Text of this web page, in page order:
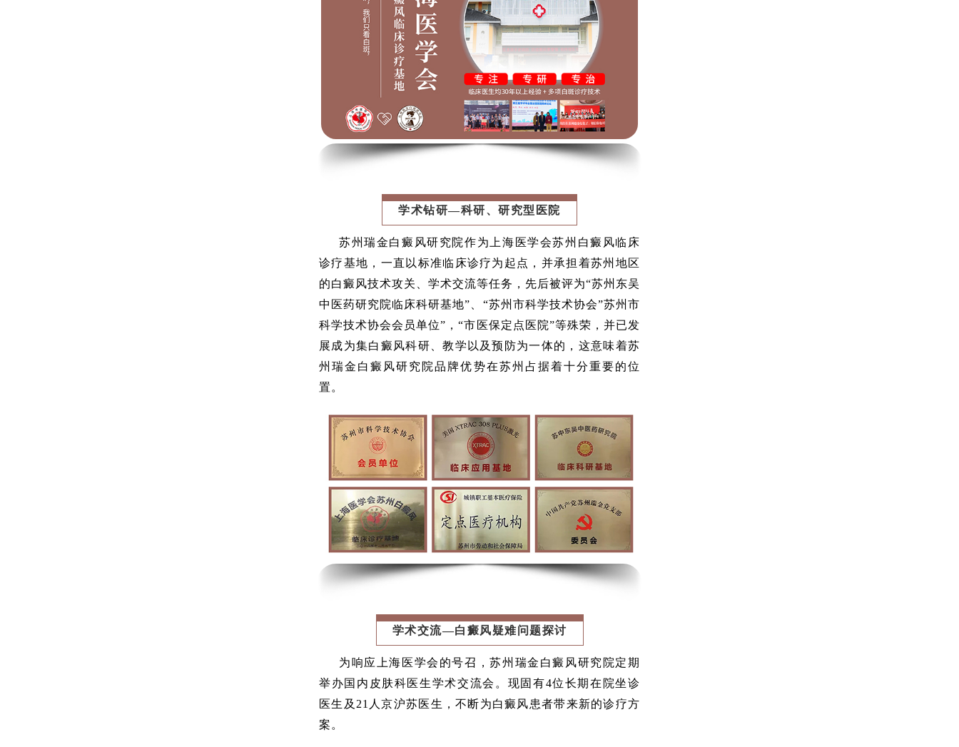
学术钻研—科研、研究型医院
苏州瑞金白癜风研究院作为上海医学会苏州白癜风临床
诊疗基地，一直以标准临床诊疗为起点，并承担着苏州地区
的白癜风技术攻关、学术交流等任务，先后被评为“苏州东吴
中医药研究院临床科研基地”、“苏州市科学技术协会”苏州市
科学技术协会会员单位”，“市医保定点医院”等殊荣，并已发
展成为集白癜风科研、教学以及预防为一体的，这意味着苏
州瑞金白癜风研究院品牌优势在苏州占据着十分重要的位
置。
学术交流—白癜风疑难问题探讨
为响应上海医学会的号召，苏州瑞金白癜风研究院定期
举办国内皮肤科医生学术交流会。现固有4位长期在院坐诊
医生及21人京沪苏医生，不断为白癜风患者带来新的诊疗方
案。